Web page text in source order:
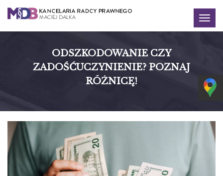
ODSZKODOWANIE CZY
ZADOŚĆUCZYNIENIE? POZNAJ
RÓŻNICĘ!